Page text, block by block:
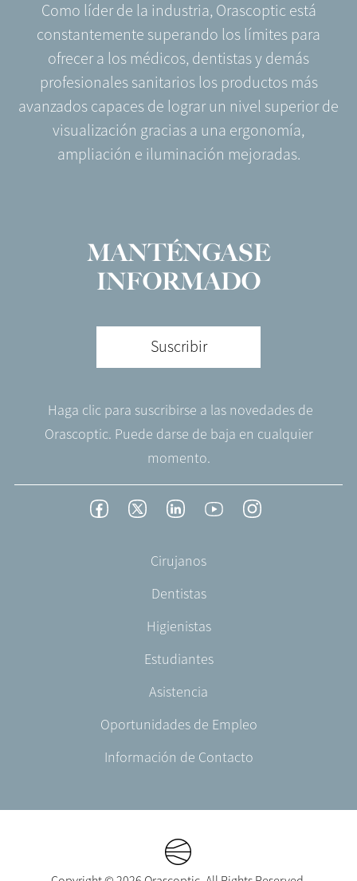
Como líder de la industria, Orascoptic está
constantemente superando los límites para
ofrecer a los médicos, dentistas y demás
profesionales sanitarios los productos más
avanzados capaces de lograr un nivel superior de
visualización gracias a una ergonomía,
ampliación e iluminación mejoradas.
MANTÉNGASE
INFORMADO
Suscribir
Haga clic para suscribirse a las novedades de
Orascoptic. Puede darse de baja en cualquier
momento.
FacebookTwitterLinkedInYouTubeInstagram
Cirujanos
Dentistas
Higienistas
Estudiantes
Asistencia
Oportunidades de Empleo
Información de Contacto